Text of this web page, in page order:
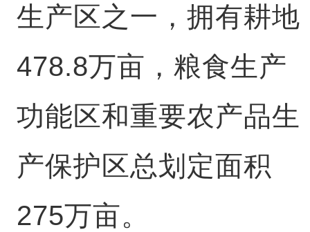
生产区之一，拥有耕地
478.8万亩，粮食生产
功能区和重要农产品生
产保护区总划定面积
275万亩。